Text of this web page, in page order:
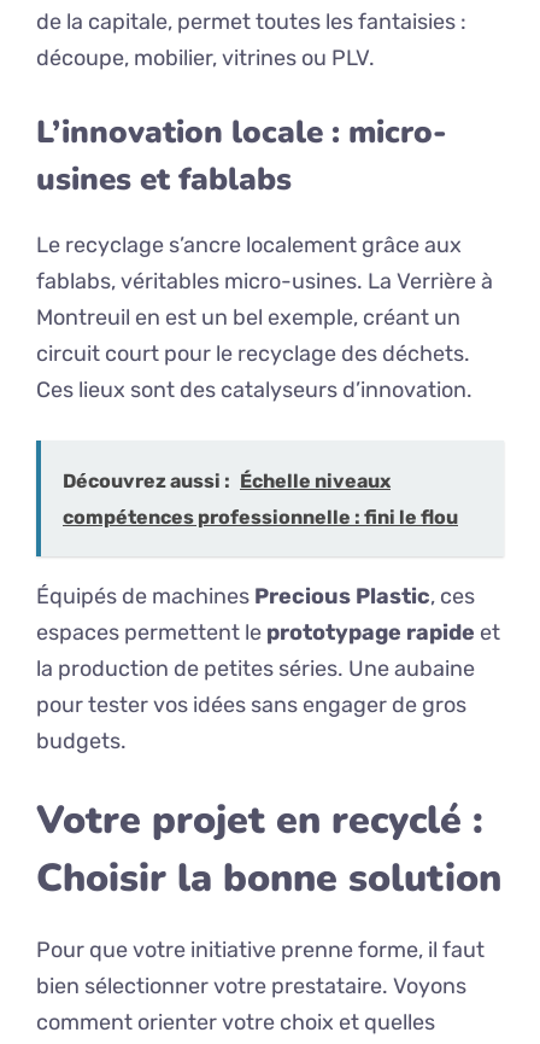
de la capitale, permet toutes les fantaisies :
découpe, mobilier, vitrines ou PLV.
L’innovation locale : micro-
usines et fablabs
Le recyclage s’ancre localement grâce aux
fablabs, véritables micro-usines. La Verrière à
Montreuil en est un bel exemple, créant un
circuit court pour le recyclage des déchets.
Ces lieux sont des catalyseurs d’innovation.
Découvrez aussi : Échelle niveaux
compétences professionnelle : fini le flou
Équipés de machines Precious Plastic, ces
espaces permettent le prototypage rapide et
la production de petites séries. Une aubaine
pour tester vos idées sans engager de gros
budgets.
Votre projet en recyclé :
Choisir la bonne solution
Pour que votre initiative prenne forme, il faut
bien sélectionner votre prestataire. Voyons
comment orienter votre choix et quelles